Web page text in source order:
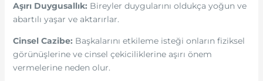
Aşırı Duygusallık: Bireyler duygularını oldukça yoğun ve
abartılı yaşar ve aktarırlar.
Cinsel Cazibe: Başkalarını etkileme isteği onların fiziksel
görünüşlerine ve cinsel çekiciliklerine aşırı önem
vermelerine neden olur.